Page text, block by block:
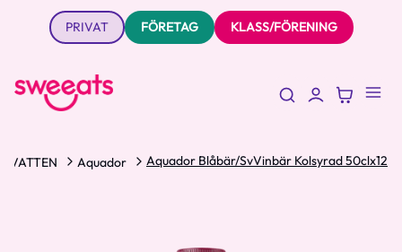
PRIVAT FÖRETAG KLASS/FÖRENING
Aquador Aquador Blåbär/SvVinbär Kolsyrad 50clx12